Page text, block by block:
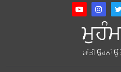
ਸ਼ਾਂਤੀ ਉਹਨਾਂ